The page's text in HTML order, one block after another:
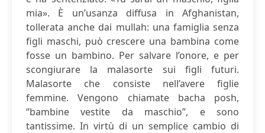
mia». È un’usanza diffusa in Afghanistan,
tollerata anche dai mullah: una famiglia senza
figli maschi, può crescere una bambina come
fosse un bambino. Per salvare l’onore, e per
scongiurare la malasorte sui figli futuri.
Malasorte che consiste nell’avere figlie
femmine. Vengono chiamate bacha posh,
“bambine vestite da maschio”, e sono
tantissime. In virtù di un semplice cambio di